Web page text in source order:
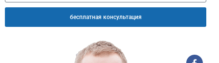
бесплатная консультация